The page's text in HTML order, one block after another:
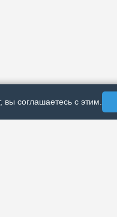
соглашаетесь с этим.